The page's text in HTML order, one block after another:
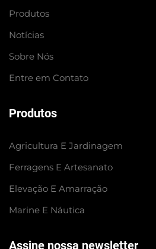
Produtos
Notícias
Sobre Nós
Entre em Contato
Produtos
Agricultura E Jardinagem
Ferragens E Artesanato
Elevação E Amarração
Marine E Náutica
Assine nossa newsletter